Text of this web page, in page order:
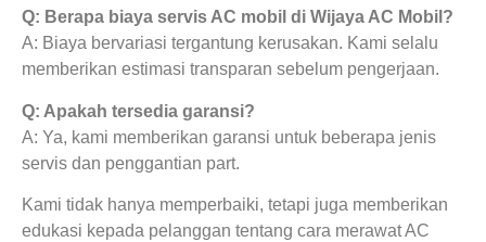
Q: Berapa biaya servis AC mobil di Wijaya AC Mobil?
A: Biaya bervariasi tergantung kerusakan. Kami selalu
memberikan estimasi transparan sebelum pengerjaan.
Q: Apakah tersedia garansi?
A: Ya, kami memberikan garansi untuk beberapa jenis
servis dan penggantian part.
Kami tidak hanya memperbaiki, tetapi juga memberikan
edukasi kepada pelanggan tentang cara merawat AC